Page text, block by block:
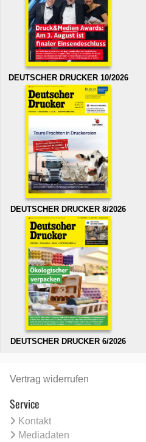
DEUTSCHER DRUCKER 10/2026
DEUTSCHER DRUCKER 8/2026
DEUTSCHER DRUCKER 6/2026
Vertrag widerrufen
Service
Kontakt
Mediadaten